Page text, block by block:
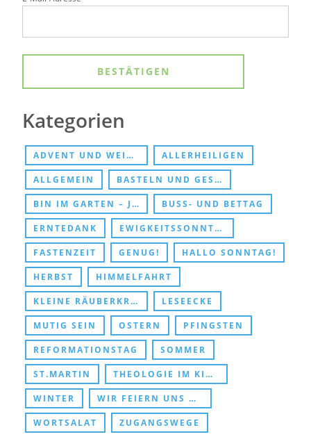
Kategorien
ADVENT UND WEIHNACHTEN ALLERHEILIGEN
ALLGEMEIN BASTELN UND GESCHENKE
BIN IM GARTEN – JESUS TREFFEN BUSS- UND BETTAG
ERNTEDANK EWIGKEITSSONNTAG UND ABSCHIED
FASTENZEIT GENUG! HALLO SONNTAG!
HERBST HIMMELFAHRT
KLEINE RÄUBERKRIPPE LESEECKE
MUTIG SEIN OSTERN PFINGSTEN
REFORMATIONSTAG SOMMER
ST.MARTIN THEOLOGIE IM KINDERZIMMER
WINTER WIR FEIERN UNS DURCHS KIRCHENJAHR
WORTSALAT ZUGANGSWEGE